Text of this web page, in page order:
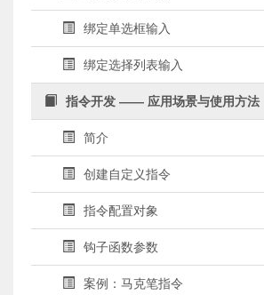
绑定单选框输入
绑定选择列表输入
指令开发 —— 应用场景与使用方法
简介
创建自定义指令
指令配置对象
钩子函数参数
案例：马克笔指令